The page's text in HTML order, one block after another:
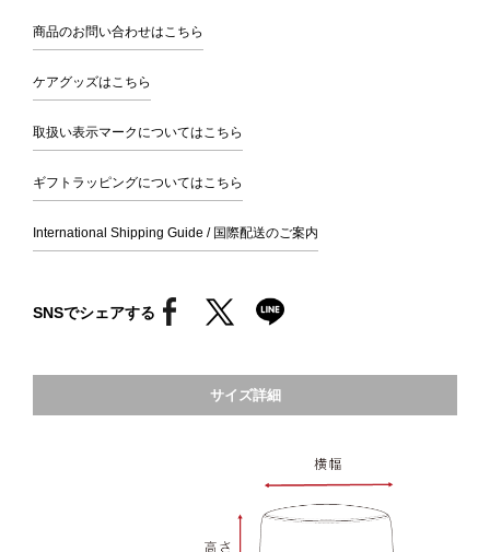
商品のお問い合わせはこちら
ケアグッズはこちら
取扱い表示マークについてはこちら
ギフトラッピングについてはこちら
International Shipping Guide / 国際配送のご案内
SNSでシェアする
サイズ詳細